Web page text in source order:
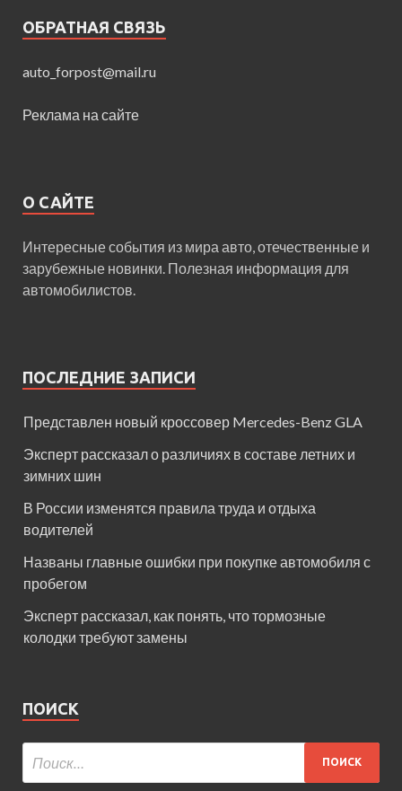
ОБРАТНАЯ СВЯЗЬ
auto_forpost@mail.ru
Реклама на сайте
О САЙТЕ
Интересные события из мира авто, отечественные и
зарубежные новинки. Полезная информация для
автомобилистов.
ПОСЛЕДНИЕ ЗАПИСИ
Представлен новый кроссовер Mercedes-Benz GLA
Эксперт рассказал о различиях в составе летних и
зимних шин
В России изменятся правила труда и отдыха
водителей
Названы главные ошибки при покупке автомобиля с
пробегом
Эксперт рассказал, как понять, что тормозные
колодки требуют замены
ПОИСК